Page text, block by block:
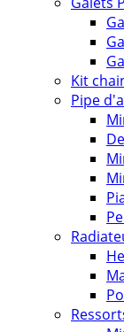
Kit
Pipe